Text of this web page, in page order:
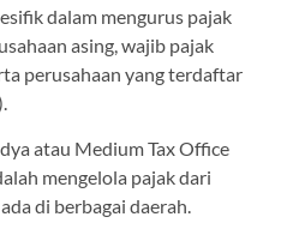
dalam mengurus pajak
asing, wajib pajak
perusahaan yang terdaftar
atau Medium Tax Office
mengelola pajak dari
di berbagai daerah.